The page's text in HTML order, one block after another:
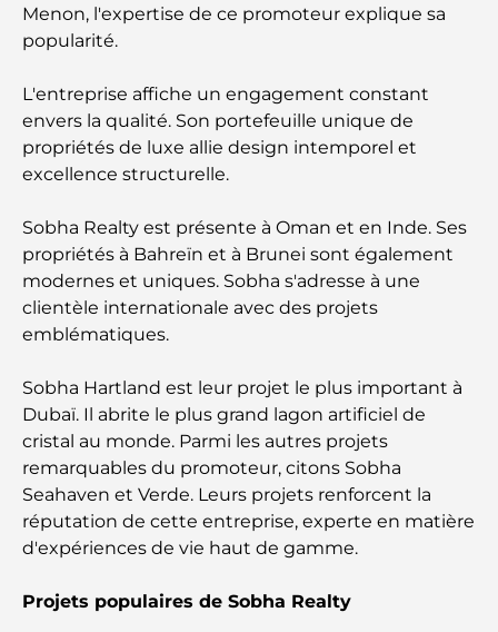
Comment obtenir un prêt immobilier à Dubaï : le
Plan directeur de Tilal Al Ghaf : une nouvelle
norme pour la vie intégrée à Dubaï
créer équilibre et harmonie
Les meilleures entreprises d'aménagement
paysager à Dubaï : Transformer vos espaces
extérieurs
Dubaï : un guide complet
Palm Jebel Ali contre Palm Jumeirah : une
comparaison claire pour les acheteurs immobiliers
avisés
Découvrez Moon Island Dubai : votre guide ultime
Menon, l'expertise de ce promoteur explique sa
popularité.
L'entreprise affiche un engagement constant
envers la qualité. Son portefeuille unique de
propriétés de luxe allie design intemporel et
excellence structurelle.
Sobha Realty est présente à Oman et en Inde. Ses
propriétés à Bahreïn et à Brunei sont également
modernes et uniques. Sobha s'adresse à une
clientèle internationale avec des projets
emblématiques.
Sobha Hartland est leur projet le plus important à
Dubaï. Il abrite le plus grand lagon artificiel de
cristal au monde. Parmi les autres projets
remarquables du promoteur, citons Sobha
Seahaven et Verde. Leurs projets renforcent la
réputation de cette entreprise, experte en matière
d'expériences de vie haut de gamme.
Projets populaires de Sobha Realty